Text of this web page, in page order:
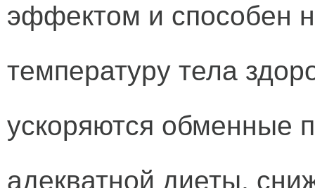
эффектом и способен
температуру тела
ускоряются обменные
адекватной диеты,